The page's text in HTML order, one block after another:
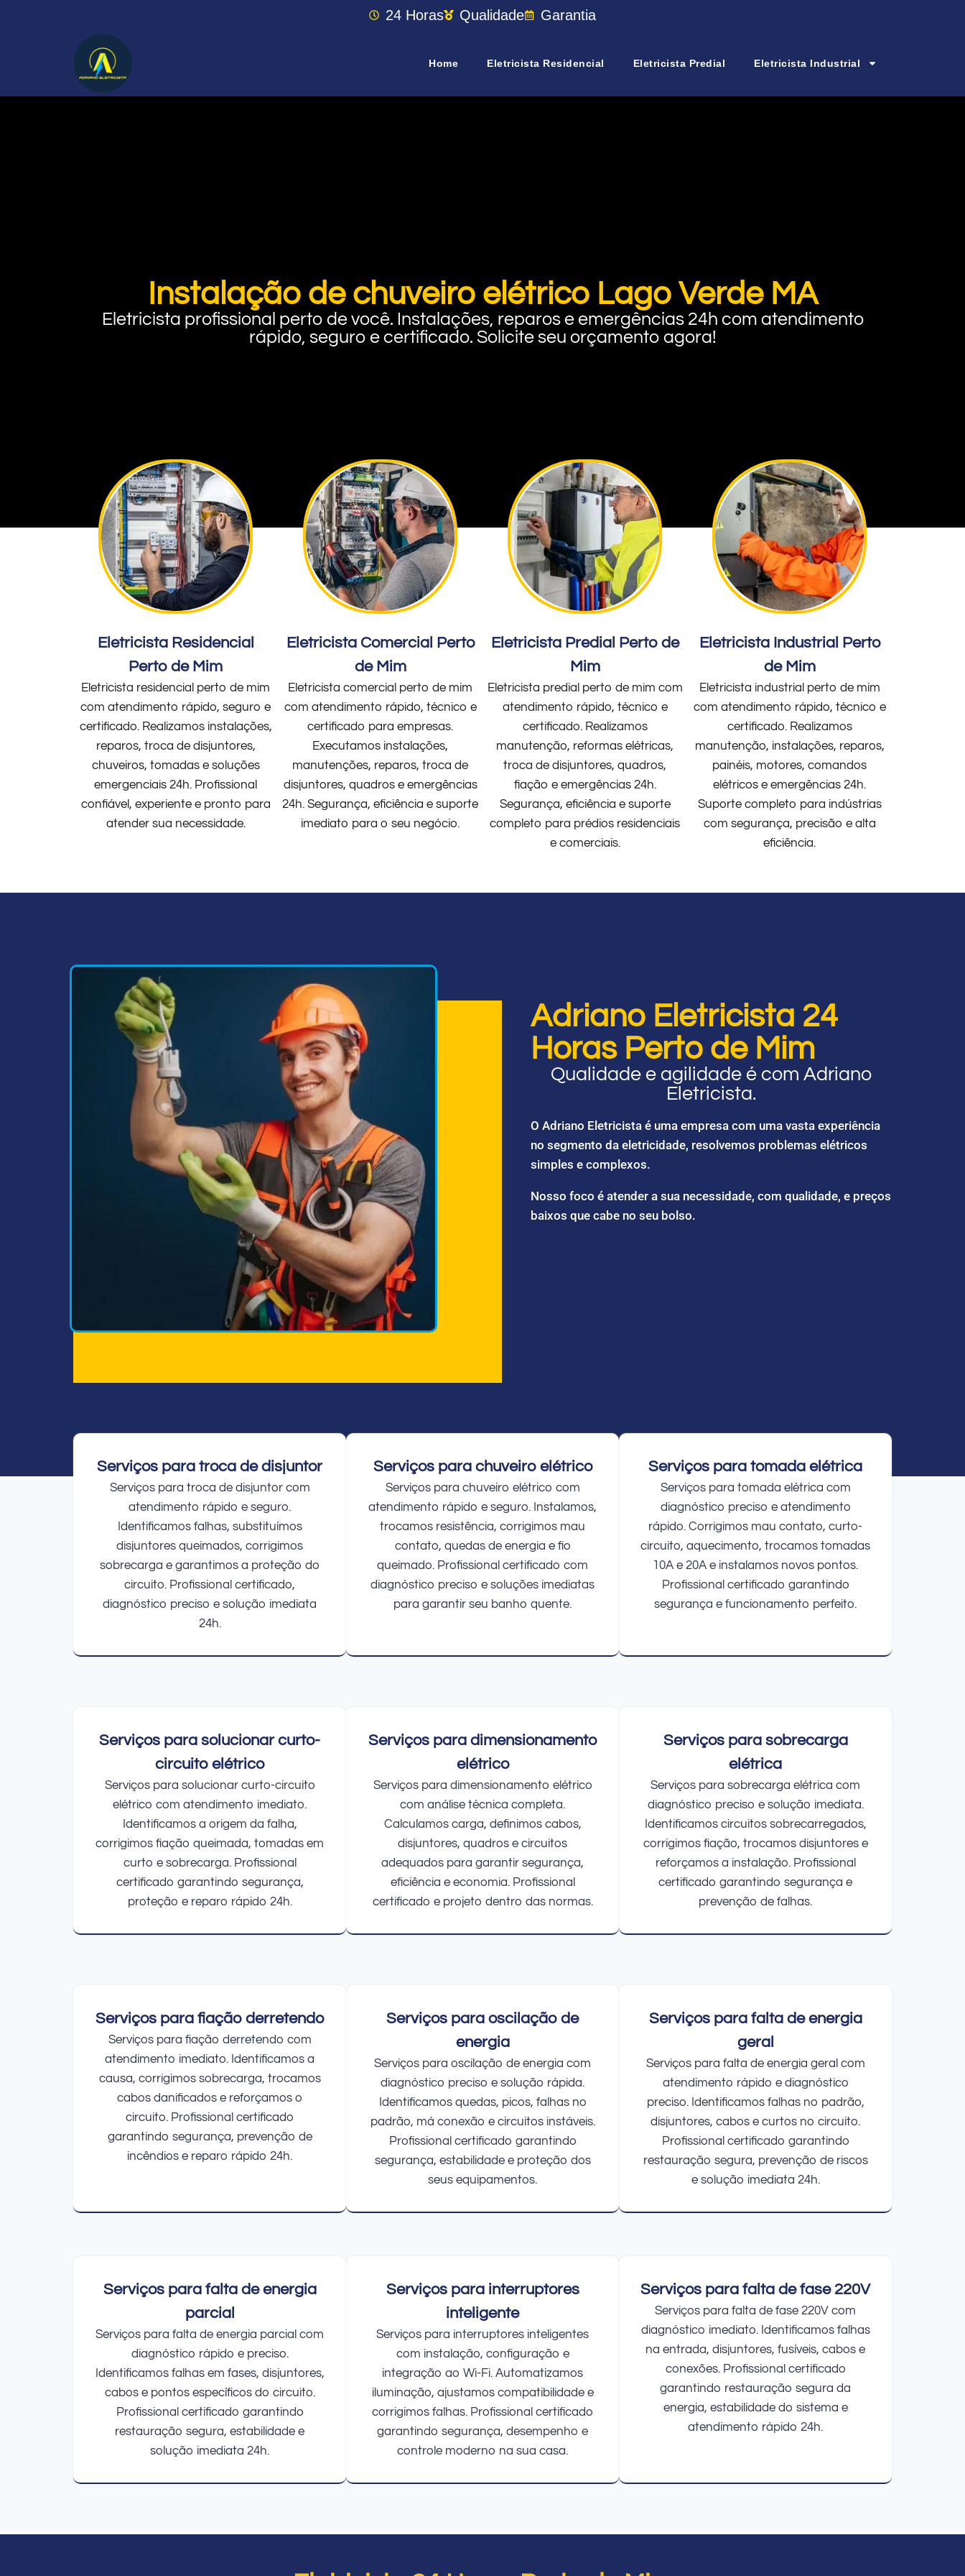
24 Horas Qualidade Garantia
Home Eletricista Residencial Eletricista Predial Eletricista Industrial
Instalação de chuveiro elétrico Lago Verde MA
Eletricista profissional perto de você. Instalações, reparos e emergências 24h com atendimento
rápido, seguro e certificado. Solicite seu orçamento agora!
Eletricista Residencial
Perto de Mim
Eletricista residencial perto de mim
com atendimento rápido, seguro e
certificado. Realizamos instalações,
reparos, troca de disjuntores,
chuveiros, tomadas e soluções
emergenciais 24h. Profissional
confiável, experiente e pronto para
atender sua necessidade.
Eletricista Comercial Perto
de Mim
Eletricista comercial perto de mim
com atendimento rápido, técnico e
certificado para empresas.
Executamos instalações,
manutenções, reparos, troca de
disjuntores, quadros e emergências
24h. Segurança, eficiência e suporte
imediato para o seu negócio.
Eletricista Predial Perto de
Mim
Eletricista predial perto de mim com
atendimento rápido, técnico e
certificado. Realizamos
manutenção, reformas elétricas,
troca de disjuntores, quadros,
fiação e emergências 24h.
Segurança, eficiência e suporte
completo para prédios residenciais
e comerciais.
Eletricista Industrial Perto
de Mim
Eletricista industrial perto de mim
com atendimento rápido, técnico e
certificado. Realizamos
manutenção, instalações, reparos,
painéis, motores, comandos
elétricos e emergências 24h.
Suporte completo para indústrias
com segurança, precisão e alta
eficiência.
Adriano Eletricista 24
Horas Perto de Mim
Qualidade e agilidade é com Adriano
Eletricista.
O Adriano Eletricista é uma empresa com uma vasta experiência
no segmento da eletricidade, resolvemos problemas elétricos
simples e complexos.
Nosso foco é atender a sua necessidade, com qualidade, e preços
baixos que cabe no seu bolso.
Serviços para troca de disjuntor
Serviços para troca de disjuntor com
atendimento rápido e seguro.
Identificamos falhas, substituímos
disjuntores queimados, corrigimos
sobrecarga e garantimos a proteção do
circuito. Profissional certificado,
diagnóstico preciso e solução imediata
24h.
Serviços para chuveiro elétrico
Serviços para chuveiro elétrico com
atendimento rápido e seguro. Instalamos,
trocamos resistência, corrigimos mau
contato, quedas de energia e fio
queimado. Profissional certificado com
diagnóstico preciso e soluções imediatas
para garantir seu banho quente.
Serviços para tomada elétrica
Serviços para tomada elétrica com
diagnóstico preciso e atendimento
rápido. Corrigimos mau contato, curto-
circuito, aquecimento, trocamos tomadas
10A e 20A e instalamos novos pontos.
Profissional certificado garantindo
segurança e funcionamento perfeito.
Serviços para solucionar curto-
circuito elétrico
Serviços para solucionar curto-circuito
elétrico com atendimento imediato.
Identificamos a origem da falha,
corrigimos fiação queimada, tomadas em
curto e sobrecarga. Profissional
certificado garantindo segurança,
proteção e reparo rápido 24h.
Serviços para dimensionamento
elétrico
Serviços para dimensionamento elétrico
com análise técnica completa.
Calculamos carga, definimos cabos,
disjuntores, quadros e circuitos
adequados para garantir segurança,
eficiência e economia. Profissional
certificado e projeto dentro das normas.
Serviços para sobrecarga
elétrica
Serviços para sobrecarga elétrica com
diagnóstico preciso e solução imediata.
Identificamos circuitos sobrecarregados,
corrigimos fiação, trocamos disjuntores e
reforçamos a instalação. Profissional
certificado garantindo segurança e
prevenção de falhas.
Serviços para fiação derretendo
Serviços para fiação derretendo com
atendimento imediato. Identificamos a
causa, corrigimos sobrecarga, trocamos
cabos danificados e reforçamos o
circuito. Profissional certificado
garantindo segurança, prevenção de
incêndios e reparo rápido 24h.
Serviços para oscilação de
energia
Serviços para oscilação de energia com
diagnóstico preciso e solução rápida.
Identificamos quedas, picos, falhas no
padrão, má conexão e circuitos instáveis.
Profissional certificado garantindo
segurança, estabilidade e proteção dos
seus equipamentos.
Serviços para falta de energia
geral
Serviços para falta de energia geral com
atendimento rápido e diagnóstico
preciso. Identificamos falhas no padrão,
disjuntores, cabos e curtos no circuito.
Profissional certificado garantindo
restauração segura, prevenção de riscos
e solução imediata 24h.
Serviços para falta de energia
parcial
Serviços para falta de energia parcial com
diagnóstico rápido e preciso.
Identificamos falhas em fases, disjuntores,
cabos e pontos específicos do circuito.
Profissional certificado garantindo
restauração segura, estabilidade e
solução imediata 24h.
Serviços para interruptores
inteligente
Serviços para interruptores inteligentes
com instalação, configuração e
integração ao Wi-Fi. Automatizamos
iluminação, ajustamos compatibilidade e
corrigimos falhas. Profissional certificado
garantindo segurança, desempenho e
controle moderno na sua casa.
Serviços para falta de fase 220V
Serviços para falta de fase 220V com
diagnóstico imediato. Identificamos falhas
na entrada, disjuntores, fusíveis, cabos e
conexões. Profissional certificado
garantindo restauração segura da
energia, estabilidade do sistema e
atendimento rápido 24h.